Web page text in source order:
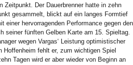
Zeitpunkt. Der Dauerbrenner hatte in zehn
gesammelt, blickt auf ein langes Formtief
einer hervorragenden Performance gegen den
seiner fünften Gelben Karte am 15. Spieltag.
wegen Vargas‘ Leistung optimistischer
fehlt er, zum wichtigen Spiel
Tagen wird er aber wieder von Beginn an